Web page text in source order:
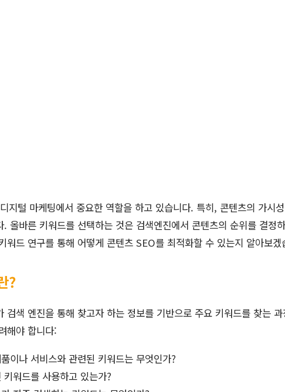
지털 마케팅에서 중요한 역할을 하고 있습니다. 특히, 콘텐츠의 가시
. 올바른 키워드를 선택하는 것은 검색엔진에서 콘텐츠의 순위를 결정
워드 연구를 통해 어떻게 콘텐츠 SEO를 최적화할 수 있는지 알아보겠
?
검색 엔진을 통해 찾고자 하는 정보를 기반으로 주요 키워드를 찾는
해야 합니다:
이나 서비스와 관련된 키워드는 무엇인가?
워드를 사용하고 있는가?